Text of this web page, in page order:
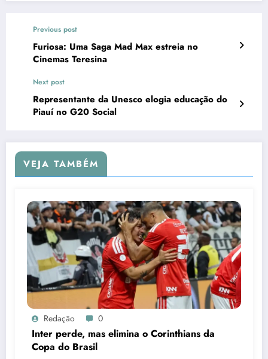
Previous post
Furiosa: Uma Saga Mad Max estreia no
Cinemas Teresina
Next post
Representante da Unesco elogia educação do
Piauí no G20 Social
VEJA TAMBÉM
Redação 0
Inter perde, mas elimina o Corinthians da
Copa do Brasil